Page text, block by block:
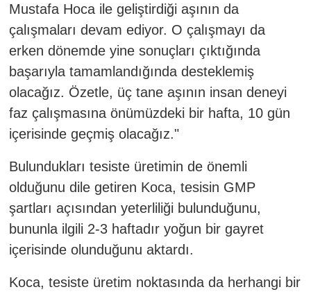
Mustafa Hoca ile geliştirdiği aşının da
çalışmaları devam ediyor. O çalışmayı da
erken dönemde yine sonuçları çıktığında
başarıyla tamamlandığında desteklemiş
olacağız. Özetle, üç tane aşının insan deneyi
faz çalışmasına önümüzdeki bir hafta, 10 gün
içerisinde geçmiş olacağız."
Bulundukları tesiste üretimin de önemli
olduğunu dile getiren Koca, tesisin GMP
şartları açısından yeterliliği bulunduğunu,
bununla ilgili 2-3 haftadır yoğun bir gayret
içerisinde olunduğunu aktardı.
Koca, tesiste üretim noktasında da herhangi bir